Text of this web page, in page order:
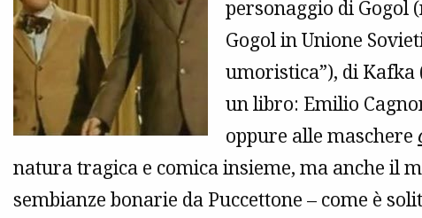
personaggio di Gogol
Gogol in Unione
umoristica”), di Kafka
un libro: Emilio
oppure alle maschere
natura tragica e comica insieme, ma anche il
sembianze bonarie da Puccettone – come è